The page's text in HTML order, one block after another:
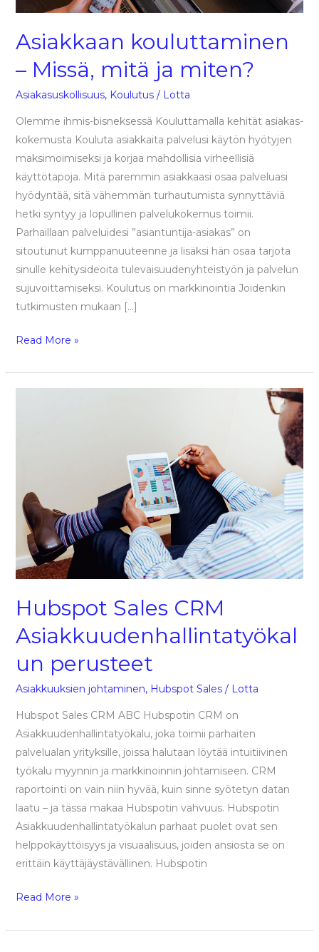
Asiakkaan kouluttaminen
– Missä, mitä ja miten?
Asiakasuskollisuus, Koulutus/ Lotta
Olemme ihmis-bisneksessä Kouluttamalla kehität asiakas-
kokemusta Kouluta asiakkaita palvelusi käytön hyötyjen
maksimoimiseksi ja korjaa mahdollisia virheellisiä
käyttötapoja. Mitä paremmin asiakkaasi osaa palveluasi
hyödyntää, sitä vähemmän turhautumista synnyttäviä
hetki syntyy ja lopullinen palvelukokemus toimii.
Parhaillaan palveluidesi ”asiantuntija-asiakas” on
sitoutunut kumppanuuteenne ja lisäksi hän osaa tarjota
sinulle kehitysideoita tulevaisuudenyhteistyön ja palvelun
sujuvoittamiseksi. Koulutus on markkinointia Joidenkin
tutkimusten mukaan […]
Read More »
Hubspot Sales CRM
Asiakkuudenhallintatyökal
un perusteet
Asiakkuuksien johtaminen, Hubspot Sales/ Lotta
Hubspot Sales CRM ABC Hubspotin CRM on
Asiakkuudenhallintatyökalu, joka toimii parhaiten
palvelualan yrityksille, joissa halutaan löytää intuitiivinen
työkalu myynnin ja markkinoinnin johtamiseen. CRM
raportointi on vain niin hyvää, kuin sinne syötetyn datan
laatu – ja tässä makaa Hubspotin vahvuus. Hubspotin
Asiakkuudenhallintatyökalun parhaat puolet ovat sen
helppokäyttöisyys ja visuaalisuus, joiden ansiosta se on
erittäin käyttäjäystävällinen. Hubspotin
Asiakkuudenhallintatyökalun
Read More »